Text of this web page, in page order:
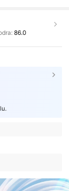
86.0